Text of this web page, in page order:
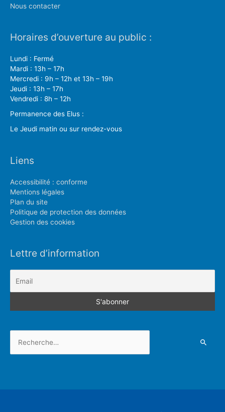
Nous contacter
Horaires d’ouverture au public :
Lundi : Fermé
Mardi : 13h – 17h
Mercredi : 9h – 12h et 13h – 19h
Jeudi : 13h – 17h
Vendredi : 8h – 12h
Permanence des Elus :
Le Jeudi matin ou sur rendez-vous
Liens
Accessibilité : conforme
Mentions légales
Plan du site
Politique de protection des données
Gestion des cookies
Lettre d’information